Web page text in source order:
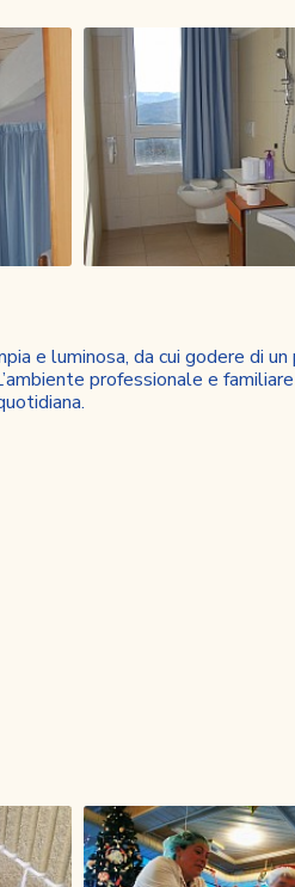
e luminosa, da cui godere di un
professionale e